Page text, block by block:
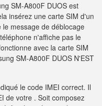
SM-A800F DUOS est
insérez une carte SIM d'un
message de déblocage
n'affiche pas le
avec la carte SIM
SM-A800F DUOS N'EST
le code IMEI correct. Il
de votre . Soit composez